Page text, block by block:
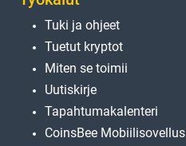
Tuki ja ohjeet
Tuetut kryptot
Miten se toimii
Uutiskirje
Tapahtumakalenteri
CoinsBee Mobiilisovellus